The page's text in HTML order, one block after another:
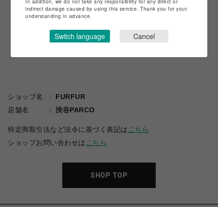
ショップ名
FURFUR
店舗名
渋谷PARCO
特定商取引法など法令に基づく表記は こちら
ショップお問い合わせは こちら
SHOP TOP
indirect damage caused by using this service. Thank you for your
understanding in advance.
Switch language Cancel